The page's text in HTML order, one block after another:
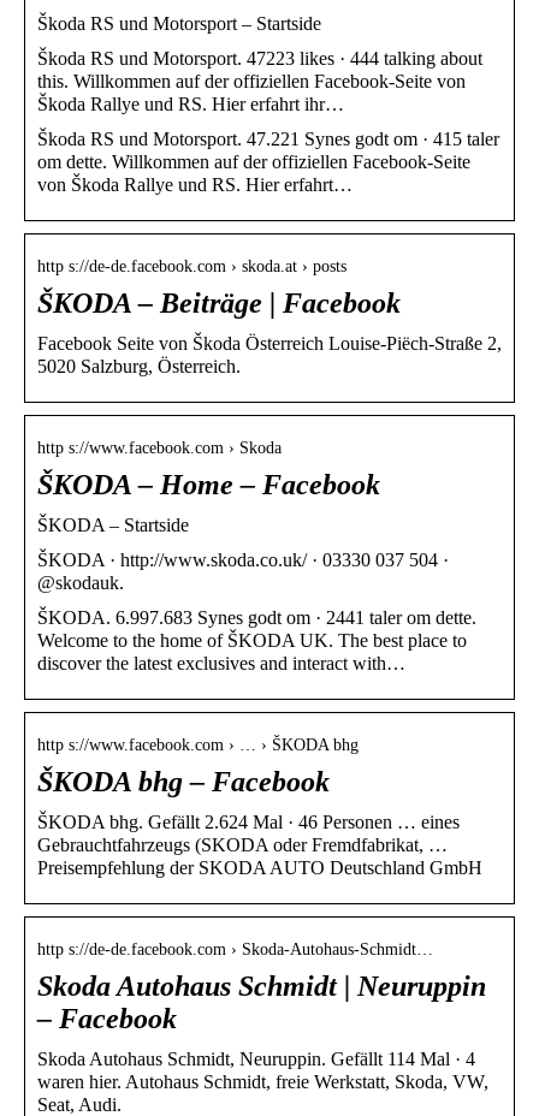
Škoda RS und Motorsport – Startside
Škoda RS und Motorsport. 47223 likes · 444 talking about
this. Willkommen auf der offiziellen Facebook-Seite von
Škoda Rallye und RS. Hier erfahrt ihr…
Škoda RS und Motorsport. 47.221 Synes godt om · 415 taler
om dette. Willkommen auf der offiziellen Facebook-Seite
von Škoda Rallye und RS. Hier erfahrt…
http s://de-de.facebook.com › skoda.at › posts
ŠKODA – Beiträge | Facebook
Facebook Seite von Škoda Österreich Louise-Piëch-Straße 2,
5020 Salzburg, Österreich.
http s://www.facebook.com › Skoda
ŠKODA – Home – Facebook
ŠKODA – Startside
ŠKODA · http://www.skoda.co.uk/ · 03330 037 504 ·
@skodauk.
ŠKODA. 6.997.683 Synes godt om · 2441 taler om dette.
Welcome to the home of ŠKODA UK. The best place to
discover the latest exclusives and interact with…
http s://www.facebook.com › … › ŠKODA bhg
ŠKODA bhg – Facebook
ŠKODA bhg. Gefällt 2.624 Mal · 46 Personen … eines
Gebrauchtfahrzeugs (SKODA oder Fremdfabrikat, …
Preisempfehlung der SKODA AUTO Deutschland GmbH
http s://de-de.facebook.com › Skoda-Autohaus-Schmidt…
Skoda Autohaus Schmidt | Neuruppin
– Facebook
Skoda Autohaus Schmidt, Neuruppin. Gefällt 114 Mal · 4
waren hier. Autohaus Schmidt, freie Werkstatt, Skoda, VW,
Seat, Audi.